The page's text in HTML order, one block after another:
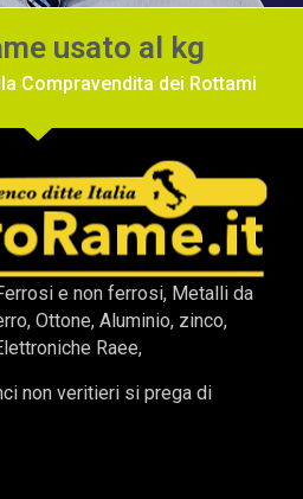
usato al kg
Compravendita dei Rottami
e non ferrosi, Metalli da
Ottone, Aluminio, zinco,
Raee,
non veritieri si prega di